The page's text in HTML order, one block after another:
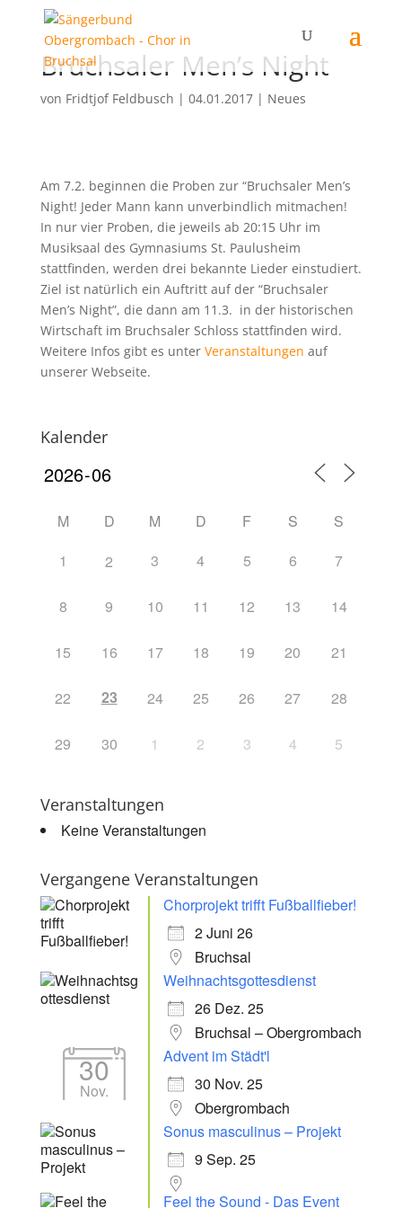
Bruchsaler Men’s Night
von Fridtjof Feldbusch | 04.01.2017| Neues
Am 7.2. beginnen die Proben zur “Bruchsaler Men’s
Night! Jeder Mann kann unverbindlich mitmachen!
In nur vier Proben, die jeweils ab 20:15 Uhr im
Musiksaal des Gymnasiums St. Paulusheim
stattfinden, werden drei bekannte Lieder einstudiert.
Ziel ist natürlich ein Auftritt auf der “Bruchsaler
Men’s Night”, die dann am 11.3. in der historischen
Wirtschaft im Bruchsaler Schloss stattfinden wird.
Weitere Infos gibt es unter Veranstaltungen auf
unserer Webseite.
Kalender
M D M D F S
S
1
2 3 4 5 6 7
8 9 10 11 12 13 14
15 16 17 18 19 20 21
22 23 24 25 26 27 28
29 30 1 2 3 4 5
Veranstaltungen
Keine Veranstaltungen
Vergangene Veranstaltungen
Chorprojekt trifft Fußballfieber!
2 Juni 26
Bruchsal
Weihnachtsgottesdienst
26 Dez. 25
Bruchsal – Obergrombach
30
Nov.
Advent im Städt'l
30 Nov. 25
Obergrombach
Sonus masculinus – Projekt
9 Sep. 25
Feel the Sound - Das Event